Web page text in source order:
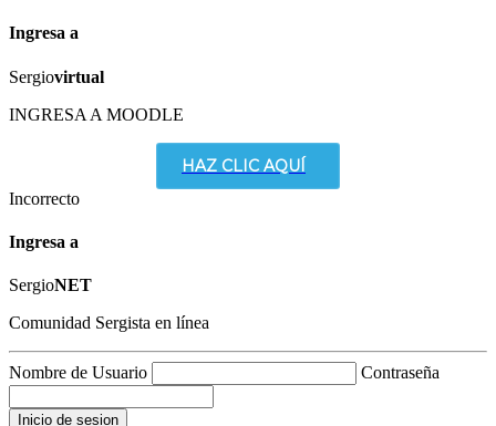
Ingresa a
Sergiovirtual
INGRESA A MOODLE
HAZ CLIC AQUÍ
Incorrecto
Ingresa a
SergioNET
Comunidad Sergista en línea
Nombre de Usuario Contraseña